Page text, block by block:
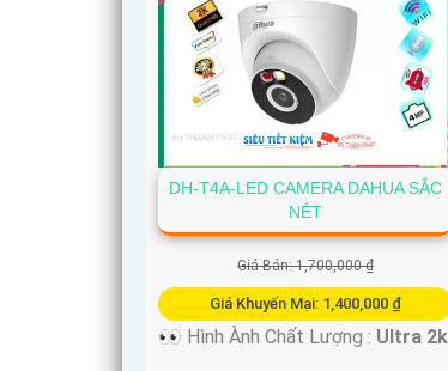
DH-T4A-LED CAMERA DAHUA SẮC
NÉT
Giá Bán: 1,700,000 ₫
Giá Khuyến Mại: 1,400,000 ₫
👀 Hình Ành Chất Lượng : Ultra 2k